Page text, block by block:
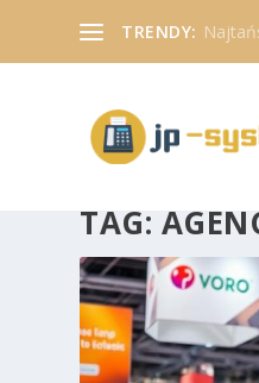
TRENDY:
TAG: